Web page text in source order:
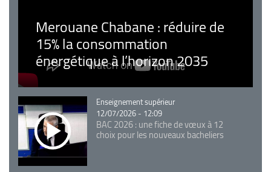
Merouane Chabane : réduire de
15% la consommation
énergétique à l’horizon 2035
Catégorie
Enseignement supérieur
12/07/2026 - 12:09
BAC 2026 : une fiche de vœux à 12
choix pour les nouveaux bacheliers